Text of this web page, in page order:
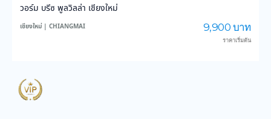
วอร์ม บรีซ พูลวิลล่า เชียงใหม่
เชียงใหม่ | CHIANGMAI 9,900 บาท
ราคาเริ่มต้น